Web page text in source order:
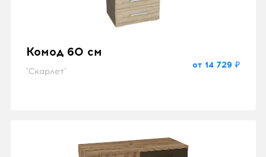
Комод 60 см
"Скарлет"
от 14 729 ₽